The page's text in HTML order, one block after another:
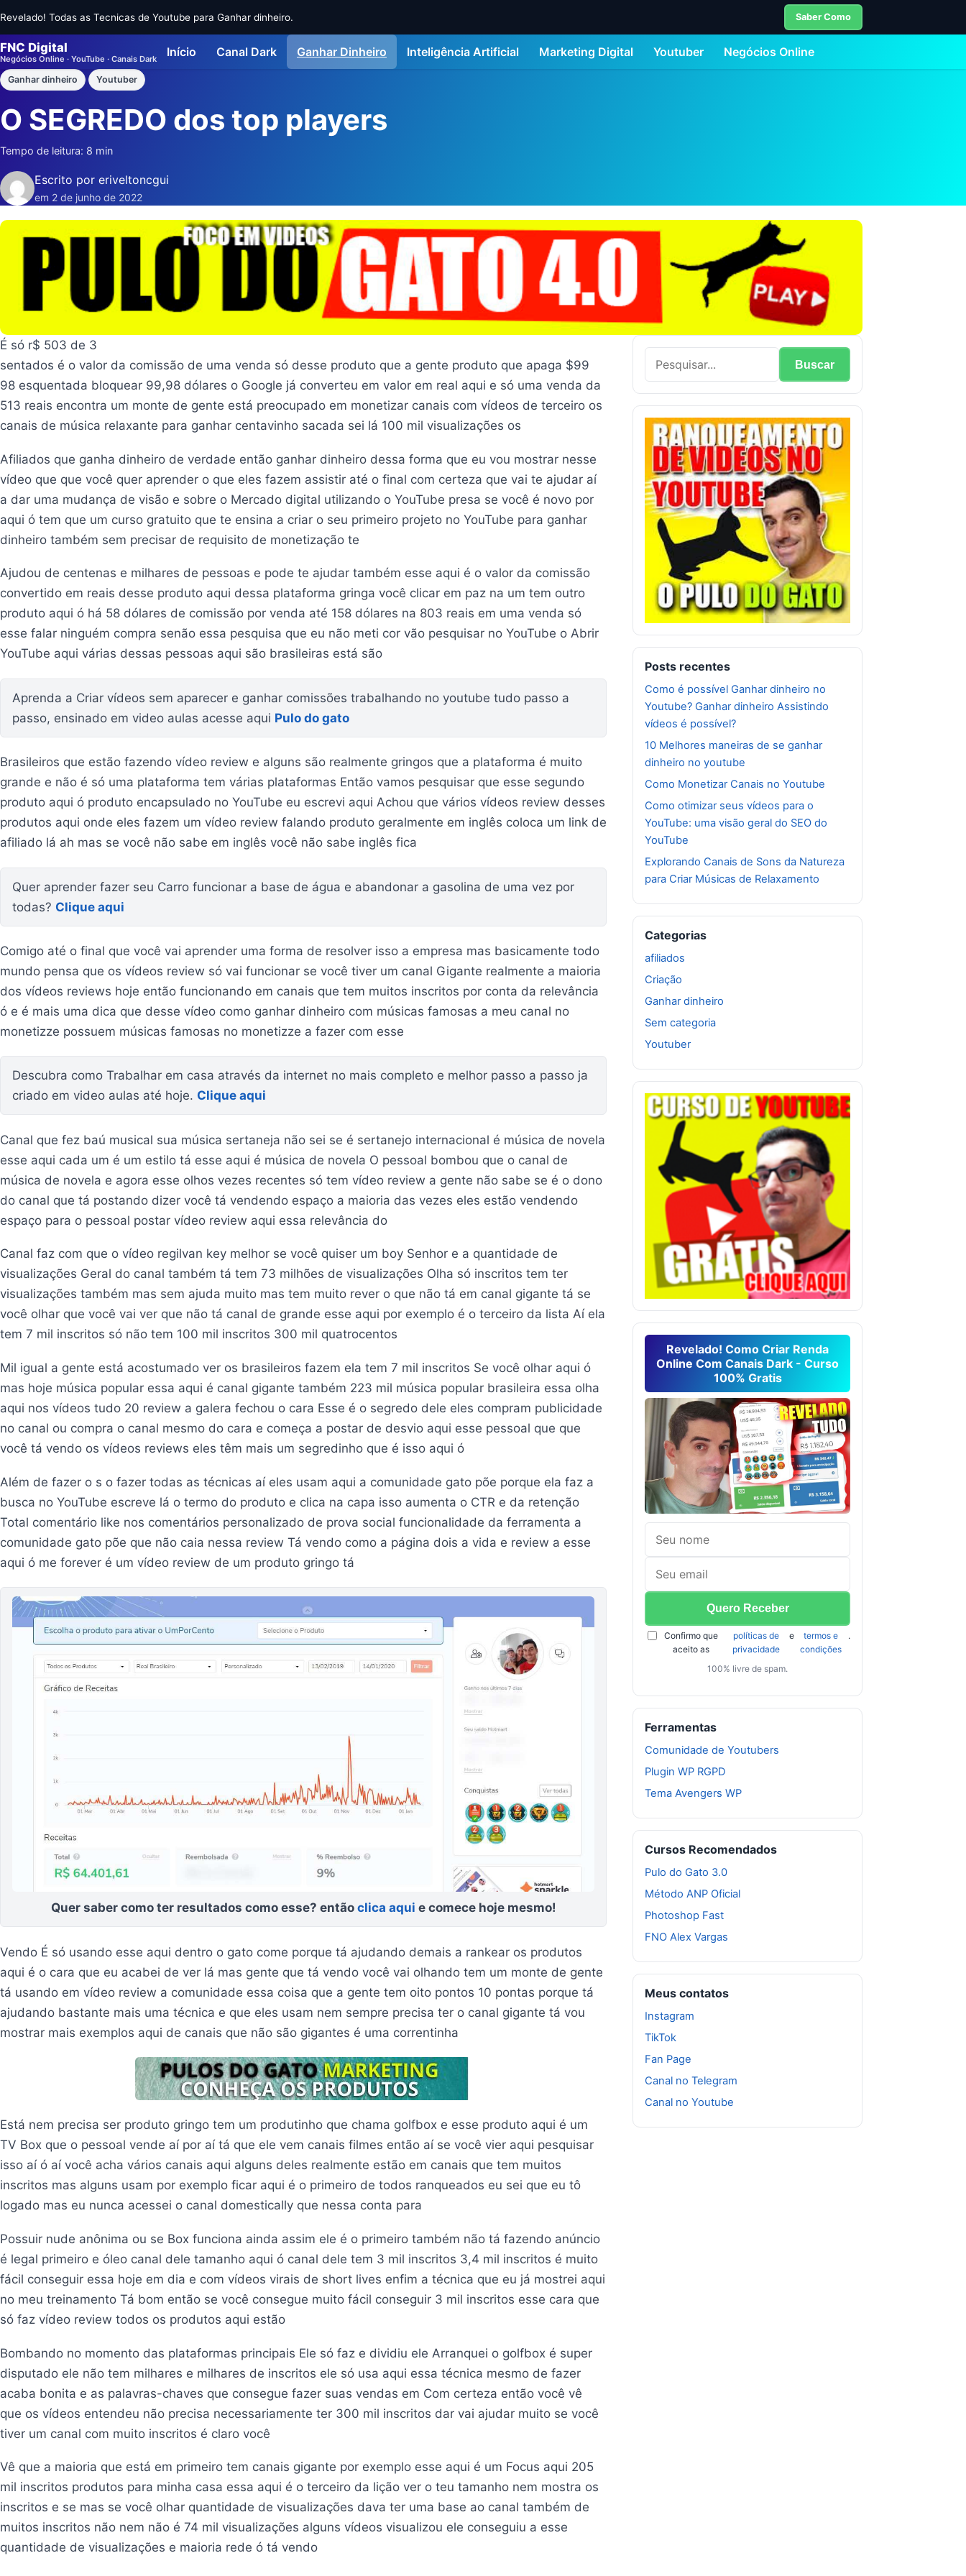
Revelado! Todas as Tecnicas de Youtube para Ganhar dinheiro. Saber Como
FNC Digital
Negócios Online · YouTube · Canais Dark Início Canal Dark Ganhar Dinheiro Inteligência Artificial Marketing Digital Youtuber Negócios Online
Ganhar dinheiro Youtuber
O SEGREDO dos top players
Tempo de leitura: 8 min
Escrito por eriveltoncgui
em 2 de junho de 2022
É só r$ 503 de 3
sentados é o valor da comissão de uma venda só desse produto que a gente produto que apaga $99
98 esquentada bloquear 99,98 dólares o Google já converteu em valor em real aqui e só uma venda da
513 reais encontra um monte de gente está preocupado em monetizar canais com vídeos de terceiro os
canais de música relaxante para ganhar centavinho sacada sei lá 100 mil visualizações os
Afiliados que ganha dinheiro de verdade então ganhar dinheiro dessa forma que eu vou mostrar nesse
vídeo que que você quer aprender o que eles fazem assistir até o final com certeza que vai te ajudar aí
a dar uma mudança de visão e sobre o Mercado digital utilizando o YouTube presa se você é novo por
aqui ó tem que um curso gratuito que te ensina a criar o seu primeiro projeto no YouTube para ganhar
dinheiro também sem precisar de requisito de monetização te
Ajudou de centenas e milhares de pessoas e pode te ajudar também esse aqui é o valor da comissão
convertido em reais desse produto aqui dessa plataforma gringa você clicar em paz na um tem outro
produto aqui ó há 58 dólares de comissão por venda até 158 dólares na 803 reais em uma venda só
esse falar ninguém compra senão essa pesquisa que eu não meti cor vão pesquisar no YouTube o Abrir
YouTube aqui várias dessas pessoas aqui são brasileiras está são
Aprenda a Criar vídeos sem aparecer e ganhar comissões trabalhando no youtube tudo passo a
passo, ensinado em video aulas acesse aqui Pulo do gato
Brasileiros que estão fazendo vídeo review e alguns são realmente gringos que a plataforma é muito
grande e não é só uma plataforma tem várias plataformas Então vamos pesquisar que esse segundo
produto aqui ó produto encapsulado no YouTube eu escrevi aqui Achou que vários vídeos review desses
produtos aqui onde eles fazem um vídeo review falando produto geralmente em inglês coloca um link de
afiliado lá ah mas se você não sabe em inglês você não sabe inglês fica
Quer aprender fazer seu Carro funcionar a base de água e abandonar a gasolina de uma vez por
todas? Clique aqui
Comigo até o final que você vai aprender uma forma de resolver isso a empresa mas basicamente todo
mundo pensa que os vídeos review só vai funcionar se você tiver um canal Gigante realmente a maioria
dos vídeos reviews hoje então funcionando em canais que tem muitos inscritos por conta da relevância
ó e é mais uma dica que desse vídeo como ganhar dinheiro com músicas famosas a meu canal no
monetizze possuem músicas famosas no monetizze a fazer com esse
Descubra como Trabalhar em casa através da internet no mais completo e melhor passo a passo ja
criado em video aulas até hoje. Clique aqui
Canal que fez baú musical sua música sertaneja não sei se é sertanejo internacional é música de novela
esse aqui cada um é um estilo tá esse aqui é música de novela O pessoal bombou que o canal de
música de novela e agora esse olhos vezes recentes só tem vídeo review a gente não sabe se é o dono
do canal que tá postando dizer você tá vendendo espaço a maioria das vezes eles estão vendendo
espaço para o pessoal postar vídeo review aqui essa relevância do
Canal faz com que o vídeo regilvan key melhor se você quiser um boy Senhor e a quantidade de
visualizações Geral do canal também tá tem 73 milhões de visualizações Olha só inscritos tem ter
visualizações também mas sem ajuda muito mas tem muito rever o que não tá em canal gigante tá se
você olhar que você vai ver que não tá canal de grande esse aqui por exemplo é o terceiro da lista Aí ela
tem 7 mil inscritos só não tem 100 mil inscritos 300 mil quatrocentos
Mil igual a gente está acostumado ver os brasileiros fazem ela tem 7 mil inscritos Se você olhar aqui ó
mas hoje música popular essa aqui é canal gigante também 223 mil música popular brasileira essa olha
aqui nos vídeos tudo 20 review a galera fechou o cara Esse é o segredo dele eles compram publicidade
no canal ou compra o canal mesmo do cara e começa a postar de desvio aqui esse pessoal que que
você tá vendo os vídeos reviews eles têm mais um segredinho que é isso aqui ó
Além de fazer o s o fazer todas as técnicas aí eles usam aqui a comunidade gato põe porque ela faz a
busca no YouTube escreve lá o termo do produto e clica na capa isso aumenta o CTR e da retenção
Total comentário like nos comentários personalizado de prova social funcionalidade da ferramenta a
comunidade gato põe que não caia nessa review Tá vendo como a página dois a vida e review a esse
aqui ó me forever é um vídeo review de um produto gringo tá
Quer saber como ter resultados como esse? então clica aqui e comece hoje mesmo!
Vendo É só usando esse aqui dentro o gato come porque tá ajudando demais a rankear os produtos
aqui é o cara que eu acabei de ver lá mas gente que tá vendo você vai olhando tem um monte de gente
tá usando em vídeo review a comunidade essa coisa que a gente tem oito pontos 10 pontas porque tá
ajudando bastante mais uma técnica e que eles usam nem sempre precisa ter o canal gigante tá vou
mostrar mais exemplos aqui de canais que não são gigantes é uma correntinha
Está nem precisa ser produto gringo tem um produtinho que chama golfbox e esse produto aqui é um
TV Box que o pessoal vende aí por aí tá que ele vem canais filmes então aí se você vier aqui pesquisar
isso aí ó aí você acha vários canais aqui alguns deles realmente estão em canais que tem muitos
inscritos mas alguns usam por exemplo ficar aqui é o primeiro de todos ranqueados eu sei que eu tô
logado mas eu nunca acessei o canal domestically que nessa conta para
Possuir nude anônima ou se Box funciona ainda assim ele é o primeiro também não tá fazendo anúncio
é legal primeiro e óleo canal dele tamanho aqui ó canal dele tem 3 mil inscritos 3,4 mil inscritos é muito
fácil conseguir essa hoje em dia e com vídeos virais de short lives enfim a técnica que eu já mostrei aqui
no meu treinamento Tá bom então se você consegue muito fácil conseguir 3 mil inscritos esse cara que
só faz vídeo review todos os produtos aqui estão
Bombando no momento das plataformas principais Ele só faz e dividiu ele Arranquei o golfbox é super
disputado ele não tem milhares e milhares de inscritos ele só usa aqui essa técnica mesmo de fazer
acaba bonita e as palavras-chaves que consegue fazer suas vendas em Com certeza então você vê
que os vídeos entendeu não precisa necessariamente ter 300 mil inscritos dar vai ajudar muito se você
tiver um canal com muito inscritos é claro você
Vê que a maioria que está em primeiro tem canais gigante por exemplo esse aqui é um Focus aqui 205
mil inscritos produtos para minha casa essa aqui é o terceiro da lição ver o teu tamanho nem mostra os
inscritos e se mas se você olhar quantidade de visualizações dava ter uma base ao canal também de
muitos inscritos não nem não é 74 mil visualizações alguns vídeos visualizou ele conseguiu a esse
quantidade de visualizações e maioria rede ó tá vendo
Buscar
Posts recentes
Como é possível Ganhar dinheiro no
Youtube? Ganhar dinheiro Assistindo
vídeos é possível?
10 Melhores maneiras de se ganhar
dinheiro no youtube
Como Monetizar Canais no Youtube
Como otimizar seus vídeos para o
YouTube: uma visão geral do SEO do
YouTube
Explorando Canais de Sons da Natureza
para Criar Músicas de Relaxamento
Categorias
afiliados
Criação
Ganhar dinheiro
Sem categoria
Youtuber
Revelado! Como Criar Renda
Online Com Canais Dark - Curso
100% Gratis
Quero Receber
Confirmo que
aceito as
políticas de
privacidade
e
termos e
condições
.
100% livre de spam.
Ferramentas
Comunidade de Youtubers
Plugin WP RGPD
Tema Avengers WP
Cursos Recomendados
Pulo do Gato 3.0
Método ANP Oficial
Photoshop Fast
FNO Alex Vargas
Meus contatos
Instagram
TikTok
Fan Page
Canal no Telegram
Canal no Youtube